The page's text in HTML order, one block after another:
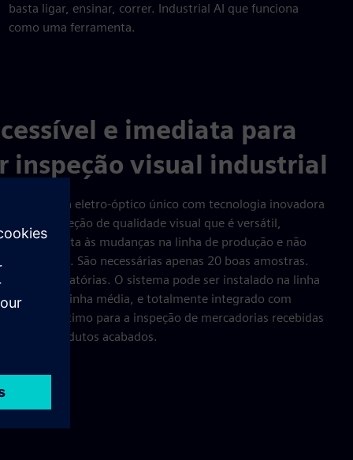
basta ligar, ensinar, correr. Industrial AI que funciona
como uma ferramenta.
e imediata para
inspeção visual industrial
um sistema eletro-óptico único com tecnologia inovadora
de inspeção de qualidade visual que é versátil,
se adapta às mudanças na linha de produção e não
máquina. São necessárias apenas 20 boas amostras.
não obrigatórias. O sistema pode ser instalado na linha
ou de linha média, e totalmente integrado com
o torna ótimo para a inspeção de mercadorias recebidas
dos produtos acabados.